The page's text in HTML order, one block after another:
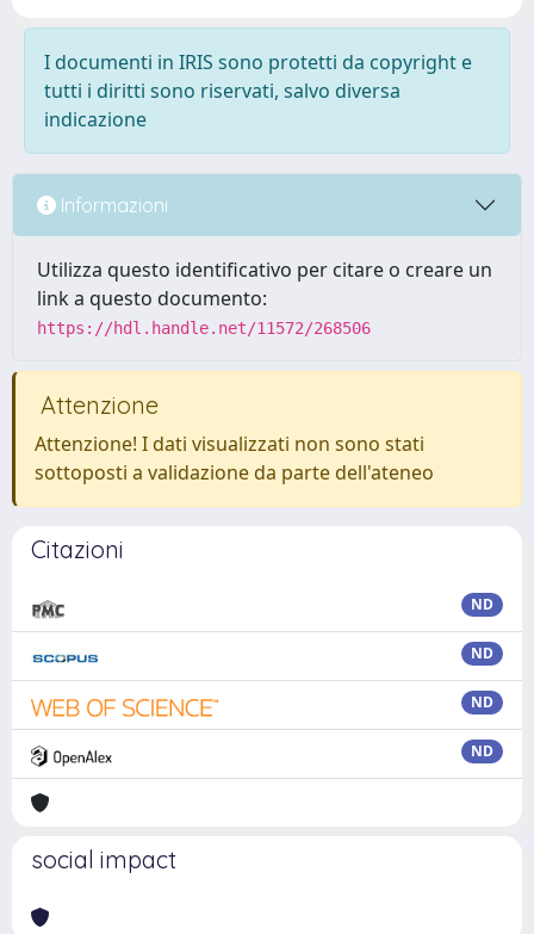
I documenti in IRIS sono protetti da copyright e
tutti i diritti sono riservati, salvo diversa
indicazione
Informazioni
Utilizza questo identificativo per citare o creare un
link a questo documento:
https://hdl.handle.net/11572/268506
Attenzione
Attenzione! I dati visualizzati non sono stati
sottoposti a validazione da parte dell'ateneo
Citazioni
ND
ND
ND
ND
social impact